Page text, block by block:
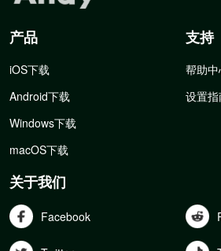
产品
iOS下载
Android下载
Windows下载
macOS下载
支持
帮助
设置
关于我们
Facebook